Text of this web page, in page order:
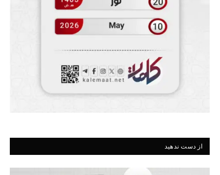
از دست ندهید